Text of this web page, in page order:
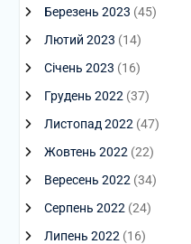
Березень 2023 (45)
Лютий 2023 (14)
Січень 2023 (16)
Грудень 2022 (37)
Листопад 2022 (47)
Жовтень 2022 (22)
Вересень 2022 (34)
Серпень 2022 (24)
Липень 2022 (16)